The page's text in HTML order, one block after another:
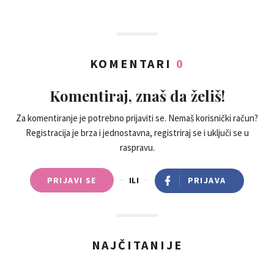
KOMENTARI 0
Komentiraj, znaš da želiš!
Za komentiranje je potrebno prijaviti se. Nemaš korisnički račun?
Registracija je brza i jednostavna, registriraj se i uključi se u
raspravu.
PRIJAVI SE ILI PRIJAVA
NAJČITANIJE